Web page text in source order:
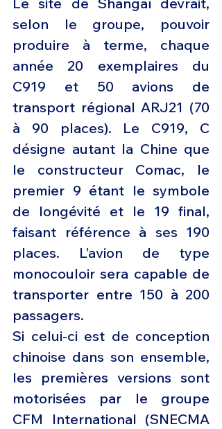
selon le groupe, pouvoir
produire à terme, chaque
année 20 exemplaires du
C919 et 50 avions de
transport régional ARJ21 (70
à 90 places). Le C919, C
désigne autant la Chine que
le constructeur Comac, le
premier 9 étant le symbole
de longévité et le 19 final,
faisant référence à ses 190
places. L’avion de type
monocouloir sera capable de
transporter entre 150 à 200
passagers.
Si celui-ci est de conception
chinoise dans son ensemble,
les premières versions sont
motorisées par le groupe
CFM International (SNECMA